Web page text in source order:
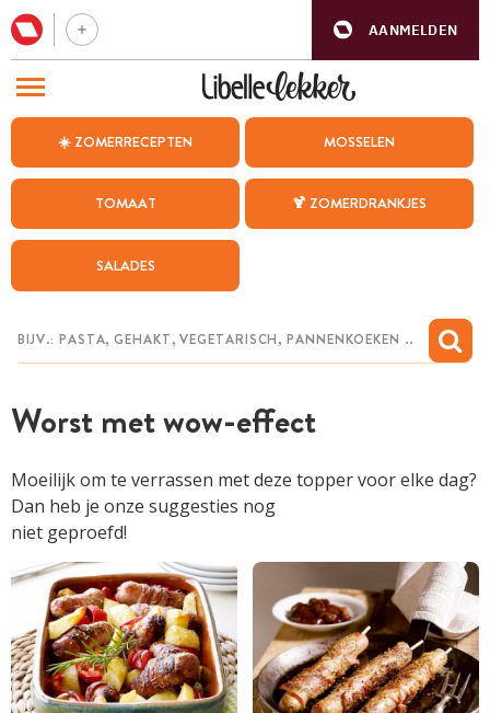
AANMELDEN
☀️ ZOMERRECEPTEN MOSSELEN
TOMAAT 🍹 ZOMERDRANKJES
SALADES
Worst met wow-effect
Moeilijk om te verrassen met deze topper voor elke dag?
Dan heb je onze suggesties nog
niet geproefd!
BEZOEK ONZE ANDERE WEBSITES
WEEKMENU
CHAT MET MAIA
MIJN BEWAARDE RECEPTEN